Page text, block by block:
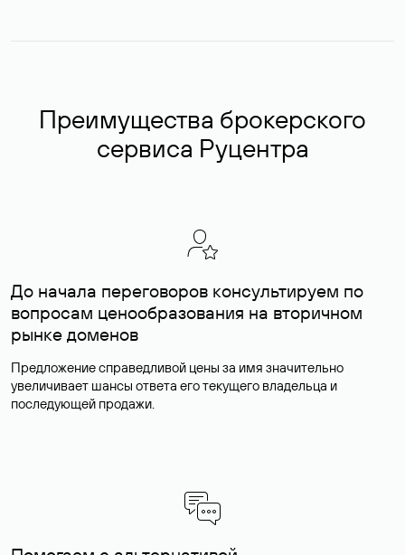
Преимущества брокерского
сервиса Руцентра
До начала переговоров консультируем по
вопросам ценообразования на вторичном
рынке доменов
Предложение справедливой цены за имя значительно
увеличивает шансы ответа его текущего владельца и
последующей продажи.